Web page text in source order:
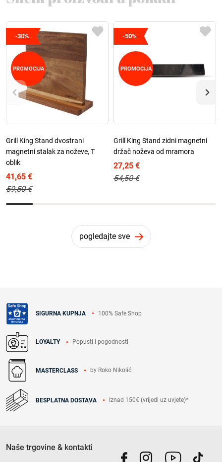
-30%
PROMOCIJA
Grill King Stand dvostrani
magnetni stalak za noževe, T
oblik
41,65 €
59,50 €
-50%
PROMOCIJA
Grill King Stand zidni magnetni
držač noževa od mramora
27,25 €
54,50 €
pogledajte sve
SIGURNA KUPNJA 100% Safe Shop
LOYALTY Popusti i pogodnosti
MASTERCLASS by Roko Nikolić
BESPLATNA DOSTAVA Iznad 150€ (vrijedi uz uvjete)*
Naše trgovine & kontakti